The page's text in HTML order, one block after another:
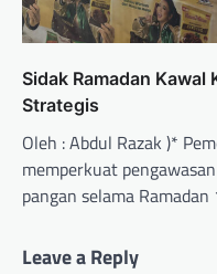
Sidak Ramadan
Strategis
Oleh : Abdul Razak )*
memperkuat
pangan selama
Leave a Reply